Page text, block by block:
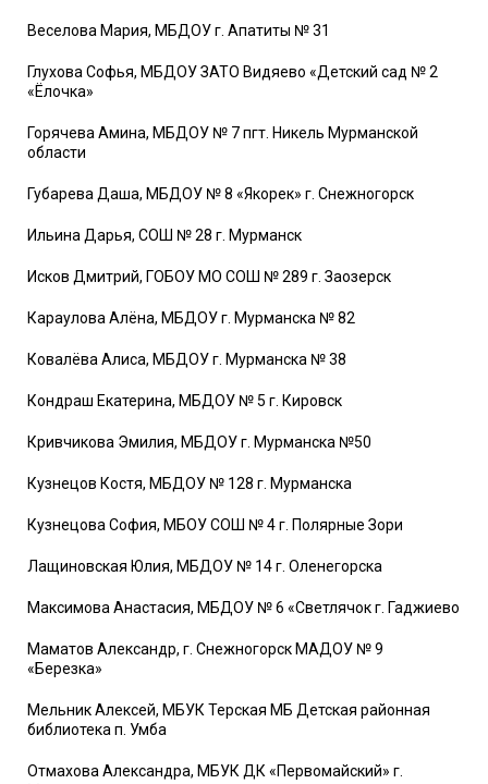
Веселова Мария, МБДОУ г. Апатиты № 31
Глухова Софья, МБДОУ ЗАТО Видяево «Детский сад № 2
«Ёлочка»
Горячева Амина, МБДОУ № 7 пгт. Никель Мурманской
области
Губарева Даша, МБДОУ № 8 «Якорек» г. Снежногорск
Ильина Дарья, СОШ № 28 г. Мурманск
Исков Дмитрий, ГОБОУ МО СОШ № 289 г. Заозерск
Караулова Алёна, МБДОУ г. Мурманска № 82
Ковалёва Алиса, МБДОУ г. Мурманска № 38
Кондраш Екатерина, МБДОУ № 5 г. Кировск
Кривчикова Эмилия, МБДОУ г. Мурманска №50
Кузнецов Костя, МБДОУ № 128 г. Мурманска
Кузнецова София, МБОУ СОШ № 4 г. Полярные Зори
Лащиновская Юлия, МБДОУ № 14 г. Оленегорска
Максимова Анастасия, МБДОУ № 6 «Светлячок г. Гаджиево
Маматов Александр, г. Снежногорск МАДОУ № 9
«Березка»
Мельник Алексей, МБУК Терская МБ Детская районная
библиотека п. Умба
Отмахова Александра, МБУК ДК «Первомайский» г.